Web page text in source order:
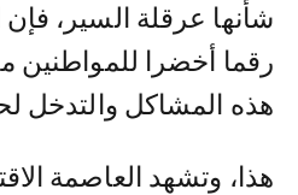
شأنها عرقلة السير،
رقما أخضرا للمواطنين
هذه المشاكل والتدخل
هذا، وتشهد العاصمة